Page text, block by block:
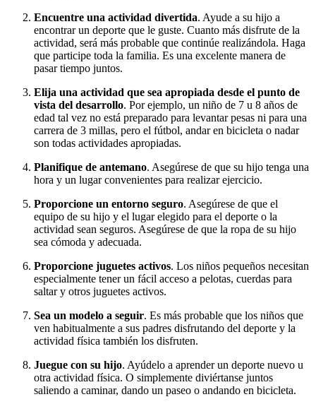
Encuentre una actividad divertida. Ayude a su hijo a
encontrar un deporte que le guste. Cuanto más disfrute de la
actividad, será más probable que continúe realizándola. Haga
que participe toda la familia. Es una excelente manera de
pasar tiempo juntos.
Elija una actividad que sea apropiada desde el punto de
vista del desarrollo. Por ejemplo, un niño de 7 u 8 años de
edad tal vez no está preparado para levantar pesas ni para una
carrera de 3 millas, pero el fútbol, andar en bicicleta o nadar
son todas actividades apropiadas.
Planifique de antemano. Asegúrese de que su hijo tenga una
hora y un lugar convenientes para realizar ejercicio.
Proporcione un entorno seguro. Asegúrese de que el
equipo de su hijo y el lugar elegido para el deporte o la
actividad sean seguros. Asegúrese de que la ropa de su hijo
sea cómoda y adecuada.
Proporcione juguetes activos. Los niños pequeños necesitan
especialmente tener un fácil acceso a pelotas, cuerdas para
saltar y otros juguetes activos.
Sea un modelo a seguir. Es más probable que los niños que
ven habitualmente a sus padres disfrutando del deporte y la
actividad física también los disfruten.
Juegue con su hijo. Ayúdelo a aprender un deporte nuevo u
otra actividad física. O simplemente diviértanse juntos
saliendo a caminar, dando un paseo o andando en bicicleta.